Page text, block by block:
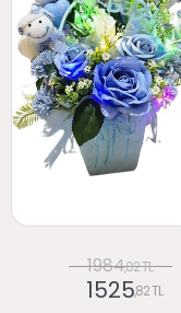
1984,02 TL
1525,82 TL